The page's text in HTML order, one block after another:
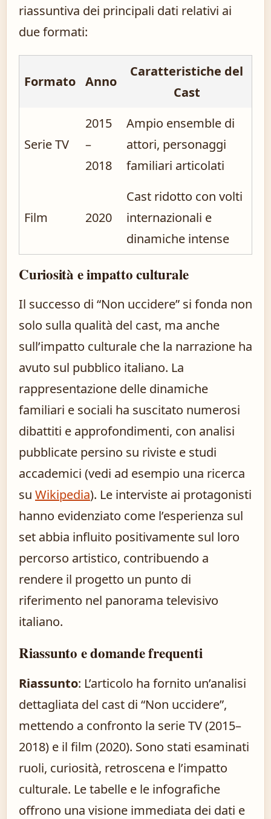
riassuntiva dei principali dati relativi ai
due formati:
Formato Anno
Caratteristiche del
Cast
Serie TV
2015
–
2018
Ampio ensemble di
attori, personaggi
familiari articolati
Film 2020
Cast ridotto con volti
internazionali e
dinamiche intense
Curiosità e impatto culturale
Il successo di “Non uccidere” si fonda non
solo sulla qualità del cast, ma anche
sull’impatto culturale che la narrazione ha
avuto sul pubblico italiano. La
rappresentazione delle dinamiche
familiari e sociali ha suscitato numerosi
dibattiti e approfondimenti, con analisi
pubblicate persino su riviste e studi
accademici (vedi ad esempio una ricerca
su Wikipedia). Le interviste ai protagonisti
hanno evidenziato come l’esperienza sul
set abbia influito positivamente sul loro
percorso artistico, contribuendo a
rendere il progetto un punto di
riferimento nel panorama televisivo
italiano.
Riassunto e domande frequenti
Riassunto: L’articolo ha fornito un’analisi
dettagliata del cast di “Non uccidere”,
mettendo a confronto la serie TV (2015–
2018) e il film (2020). Sono stati esaminati
ruoli, curiosità, retroscena e l’impatto
culturale. Le tabelle e le infografiche
offrono una visione immediata dei dati e